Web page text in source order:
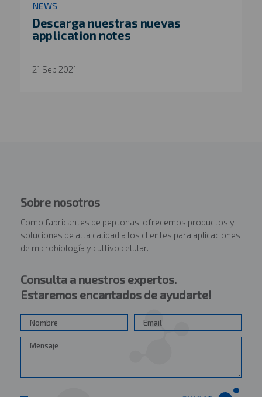
NEWS
Descarga nuestras nuevas
application notes
21 Sep 2021
Sobre nosotros
Como fabricantes de peptonas, ofrecemos productos y
soluciones de alta calidad a los clientes para aplicaciones
de microbiología y cultivo celular.
Consulta a nuestros expertos.
Estaremos encantados de ayudarte!